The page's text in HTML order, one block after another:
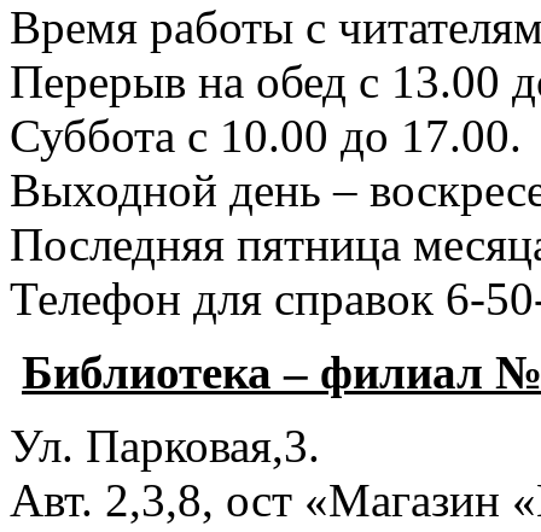
Время работы с
Перерыв на обед с 13.00
Суббота с 10.00 до 17.00.
Выходной день –
Последняя пятница
Телефон для справок 6-
Библиотека – филиал
Ул. Парковая,3.
Авт. 2,3,8, ост «Магазин